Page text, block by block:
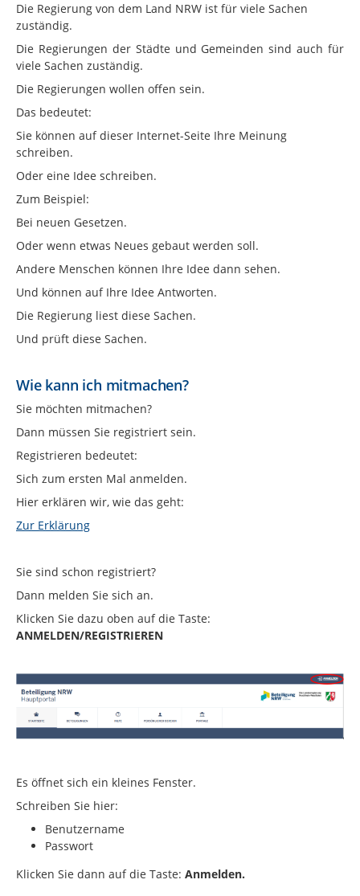
Die Regierung von dem Land NRW ist für viele Sachen
zuständig.
Die Regierungen der Städte und Gemeinden sind auch für
viele Sachen zuständig.
Die Regierungen wollen offen sein.
Das bedeutet:
Sie können auf dieser Internet-Seite Ihre Meinung
schreiben.
Oder eine Idee schreiben.
Zum Beispiel:
Bei neuen Gesetzen.
Oder wenn etwas Neues gebaut werden soll.
Andere Menschen können Ihre Idee dann sehen.
Und können auf Ihre Idee Antworten.
Die Regierung liest diese Sachen.
Und prüft diese Sachen.
Wie kann ich mitmachen?
Sie möchten mitmachen?
Dann müssen Sie registriert sein.
Registrieren bedeutet:
Sich zum ersten Mal anmelden.
Hier erklären wir, wie das geht:
Zur Erklärung
Sie sind schon registriert?
Dann melden Sie sich an.
Klicken Sie dazu oben auf die Taste:
ANMELDEN/REGISTRIEREN
Es öffnet sich ein kleines Fenster.
Schreiben Sie hier:
Benutzername
Passwort
Klicken Sie dann auf die Taste: Anmelden.